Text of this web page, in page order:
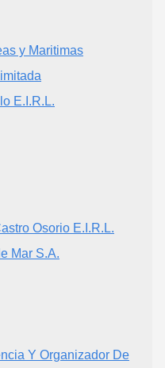
y Maritimas
E.I.R.L.
Osorio E.I.R.L.
Mar S.A.
Y Organizador De